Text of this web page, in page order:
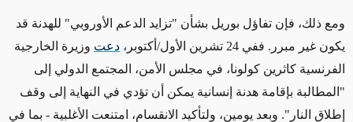
ومع ذلك، فإن تفاؤل بوريل بشأن "تزايد الدعم الأوروبي" للهدنة قد
يكون غير مبرر . ففي 24 تشرين الأول/أكتوبر، دعت وزيرة الخارجية
الفرنسية كاثرين كولونا، في مجلس الأمن، المجتمع الدولي إلى
"المطالبة بإقامة هدنة إنسانية يمكن أن تؤدي في النهاية إلى وقف
إطلاق النار". وبعد يومين، ولتأكيد الانقسام، امتنعت الأغلبية - بما في